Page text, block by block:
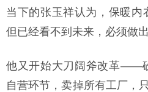
当下的张玉祥认为，保暖内
但已经看不到未来，必须做出
他又开始大刀阔斧改革——
自营环节，卖掉所有工厂，